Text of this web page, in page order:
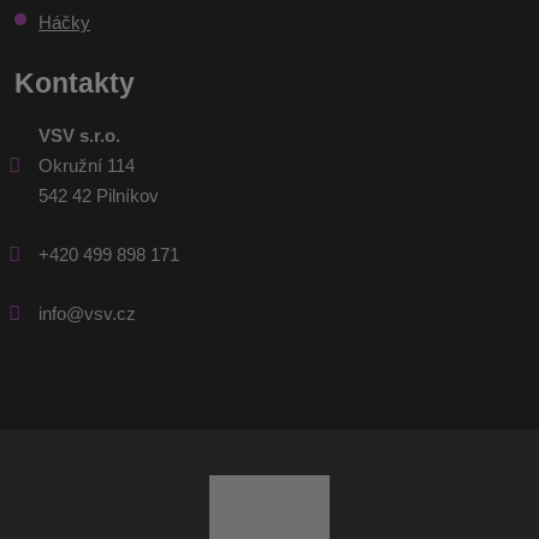
Háčky
Kontakty
VSV s.r.o.
Okružní 114
542 42 Pilníkov
+420 499 898 171
info@vsv.cz